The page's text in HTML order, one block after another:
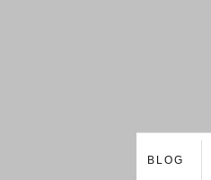
BLOG